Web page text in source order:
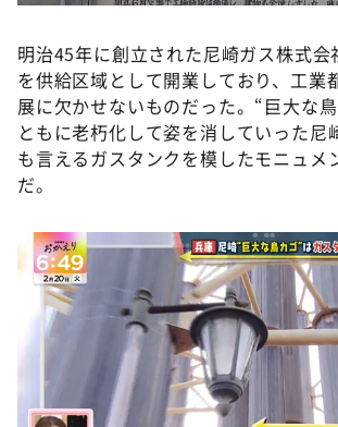
明治45年に創立された尼崎ガス株式会
を供給区域として開業しており、工業
展に欠かせないものだった。“巨大な
ともに老朽化して姿を消していった尼
も言えるガスタンクを模したモニュメ
だ。